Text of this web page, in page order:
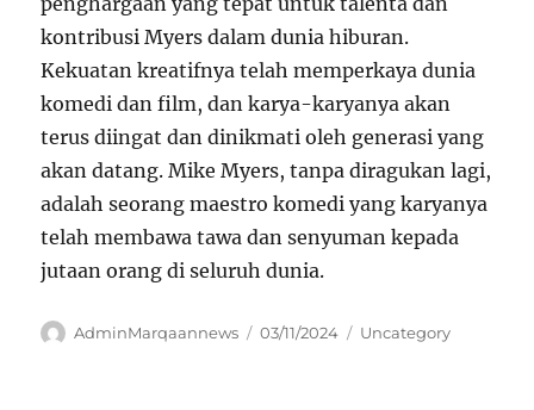
kontribusi Myers dalam dunia hiburan.
Kekuatan kreatifnya telah memperkaya dunia
komedi dan film, dan karya-karyanya akan
terus diingat dan dinikmati oleh generasi yang
akan datang. Mike Myers, tanpa diragukan lagi,
adalah seorang maestro komedi yang karyanya
telah membawa tawa dan senyuman kepada
jutaan orang di seluruh dunia.
Author
AdminMarqaannews
Posted
03/11/2024 Categories
Uncategory